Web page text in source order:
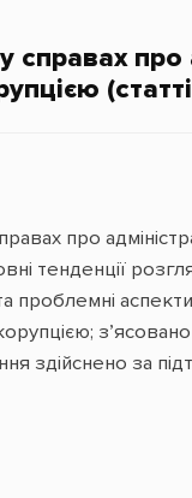
про
про
тенденції
проблемні
здійснено за